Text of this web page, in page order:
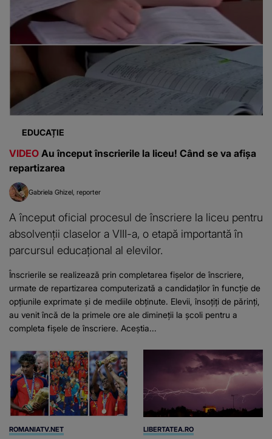
EDUCAȚIE
VIDEO Au început înscrierile la liceu! Când se va afișa
repartizarea
Gabriela Ghizel reporter
A început oficial procesul de înscriere la liceu pentru
absolvenții claselor a VIII-a, o etapă importantă în
parcursul educațional al elevilor.
Înscrierile se realizează prin completarea fișelor de înscriere,
urmate de repartizarea computerizată a candidaților în funcție de
opțiunile exprimate și de mediile obținute. Elevii, însoțiți de părinți,
au venit încă de la primele ore ale dimineții la școli pentru a
completa fișele de înscriere. Aceștia...
ROMANIATV.NET LIBERTATEA.RO